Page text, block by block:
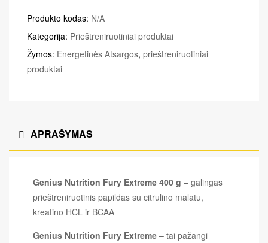
Produkto kodas: N/A
Kategorija: Prieštreniruotiniai produktai
Žymos: Energetinės Atsargos, prieštreniruotiniai
produktai
APRAŠYMAS
Genius Nutrition Fury Extreme 400 g – galingas
prieštreniruotinis papildas su citrulino malatu,
kreatino HCL ir BCAA
Genius Nutrition Fury Extreme – tai pažangi